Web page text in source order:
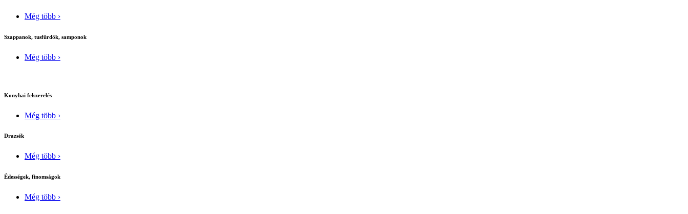
Még több ›
Szappanok, tusfürdők, samponok
Még több ›
Konyhai felszerelés
Még több ›
Drazsék
Még több ›
Édességek, finomságok
Még több ›